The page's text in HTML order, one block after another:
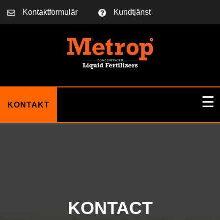
Kontaktformulär Kundtjänst
☰
KONTAKT
KONTACT